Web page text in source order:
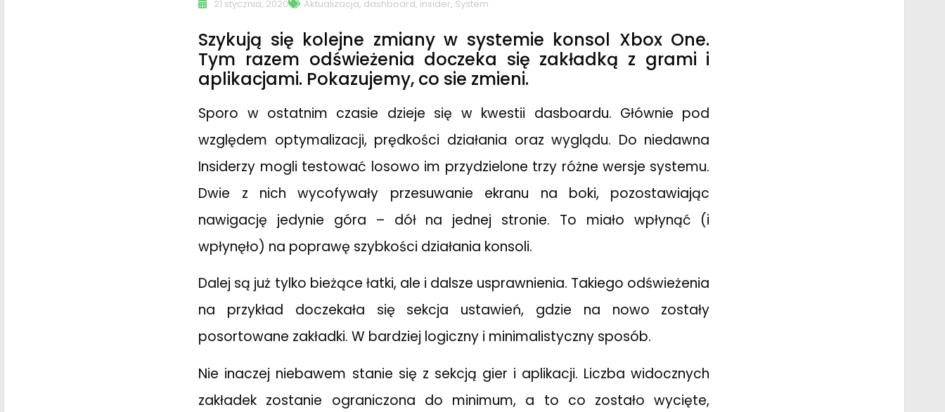
21 stycznia, 2020 Aktualizacja, dashboard, insider, System
Szykują się kolejne zmiany w systemie konsol Xbox One.
Tym razem odświeżenia doczeka się zakładką z grami i
aplikacjami. Pokazujemy, co sie zmieni.
Sporo w ostatnim czasie dzieje się w kwestii dasboardu. Głównie pod
względem optymalizacji, prędkości działania oraz wyglądu. Do niedawna
Insiderzy mogli testować losowo im przydzielone trzy różne wersje systemu.
Dwie z nich wycofywały przesuwanie ekranu na boki, pozostawiając
nawigację jedynie góra – dół na jednej stronie. To miało wpłynąć (i
wpłynęło) na poprawę szybkości działania konsoli.
Dalej są już tylko bieżące łatki, ale i dalsze usprawnienia. Takiego odświeżenia
na przykład doczekała się sekcja ustawień, gdzie na nowo zostały
posortowane zakładki. W bardziej logiczny i minimalistyczny sposób.
Nie inaczej niebawem stanie się z sekcją gier i aplikacji. Liczba widocznych
zakładek zostanie ograniczona do minimum, a to co zostało wycięte,